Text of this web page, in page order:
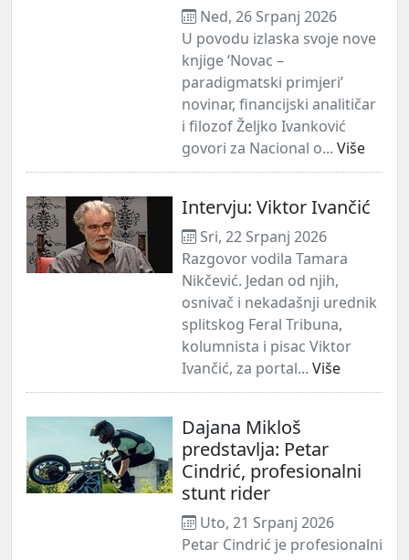
Ned, 26 Srpanj 2026
U povodu izlaska svoje nove
knjige ‘Novac –
paradigmatski primjeri’
novinar, financijski analitičar
i filozof Željko Ivanković
govori za Nacional o... Više
Intervju: Viktor Ivančić
Sri, 22 Srpanj 2026
Razgovor vodila Tamara
Nikčević. Jedan od njih,
osnivač i nekadašnji urednik
splitskog Feral Tribuna,
kolumnista i pisac Viktor
Ivančić, za portal... Više
​Dajana Mikloš
predstavlja: Petar
Cindrić, profesionalni
stunt rider
Uto, 21 Srpanj 2026
​Petar Cindrić je profesionalni